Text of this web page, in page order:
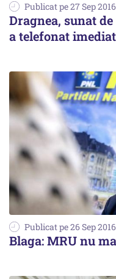
Publicat pe 27 Sep 2016
Dragnea, sunat
a telefonat imediat
Publicat pe 26 Sep 2016
Blaga: MRU nu